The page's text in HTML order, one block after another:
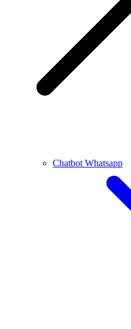
Chatbot Whatsapp